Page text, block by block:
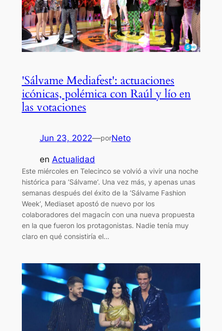
'Sálvame Mediafest': actuaciones
icónicas, polémica con Raúl y lío en
las votaciones
Jun 23, 2022—porNeto
en Actualidad
Este miércoles en Telecinco se volvió a vivir una noche
histórica para ‘Sálvame‘. Una vez más, y apenas unas
semanas después del éxito de la ‘Sálvame Fashion
Week’, Mediaset apostó de nuevo por los
colaboradores del magacín con una nueva propuesta
en la que fueron los protagonistas. Nadie tenía muy
claro en qué consistiría el…